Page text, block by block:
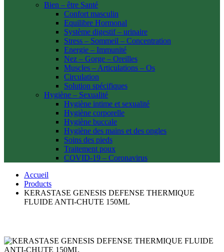
Bien – être Santé
Confort masculin
Equilibre Hormonal
Système digestif – urinaire
Stress – Sommeil – Concentration
Energie – Immunité
Nez – Gorge – Oreilles
Muscles – Articulations – Os
Circulation
Solution spécifiques
Hygiène – Sexualité
Hygiène intime et sexualité
Hygiène corporelle
Hygiène buccale
Hygiène des mains et des ongles
Soins des pieds
Traitement poux
COVID-19 – Coronavirus
Accueil
Products
KERASTASE GENESIS DEFENSE THERMIQUE
FLUIDE ANTI-CHUTE 150ML